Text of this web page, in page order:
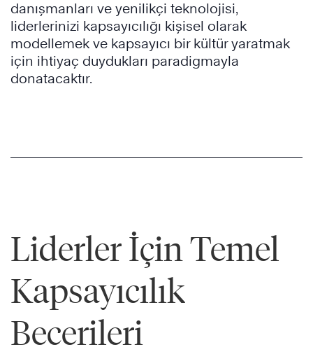
danışmanları ve yenilikçi teknolojisi,
liderlerinizi kapsayıcılığı kişisel olarak
modellemek ve kapsayıcı bir kültür yaratmak
için ihtiyaç duydukları paradigmayla
donatacaktır.
Liderler İçin Temel
Kapsayıcılık
Becerileri